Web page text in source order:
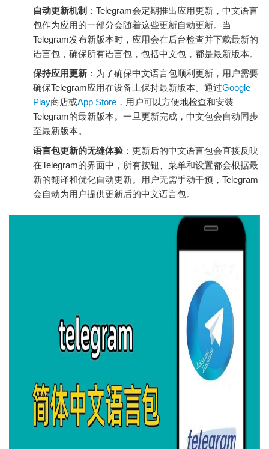
自动更新机制 ：Telegram会定期推出应用更新，中文语言
包作为应用的一部分会随着这些更新自动更新。当
Telegram发布新版本时，应用会在后台检查并下载最新的
语言包，确保所有语言包，包括中文包，都是最新版本。
保持应用更新 ：为了确保中文语言包顺利更新，用户需要
确保Telegram应用在设备上保持最新版本。通过Google
Play商店或App Store ，用户可以方便地检查和安装
Telegram的最新版本。一旦更新完成，中文包会自动同步
至最新版本。
语言包更新的无缝体验：更新后的中文语言包会直接反映
在Telegram的界面中，所有按钮、菜单和设置都会根据最
新的翻译和优化自动更新。用户无需手动干预，Telegram
会自动为用户提供更新后的中文语言包。